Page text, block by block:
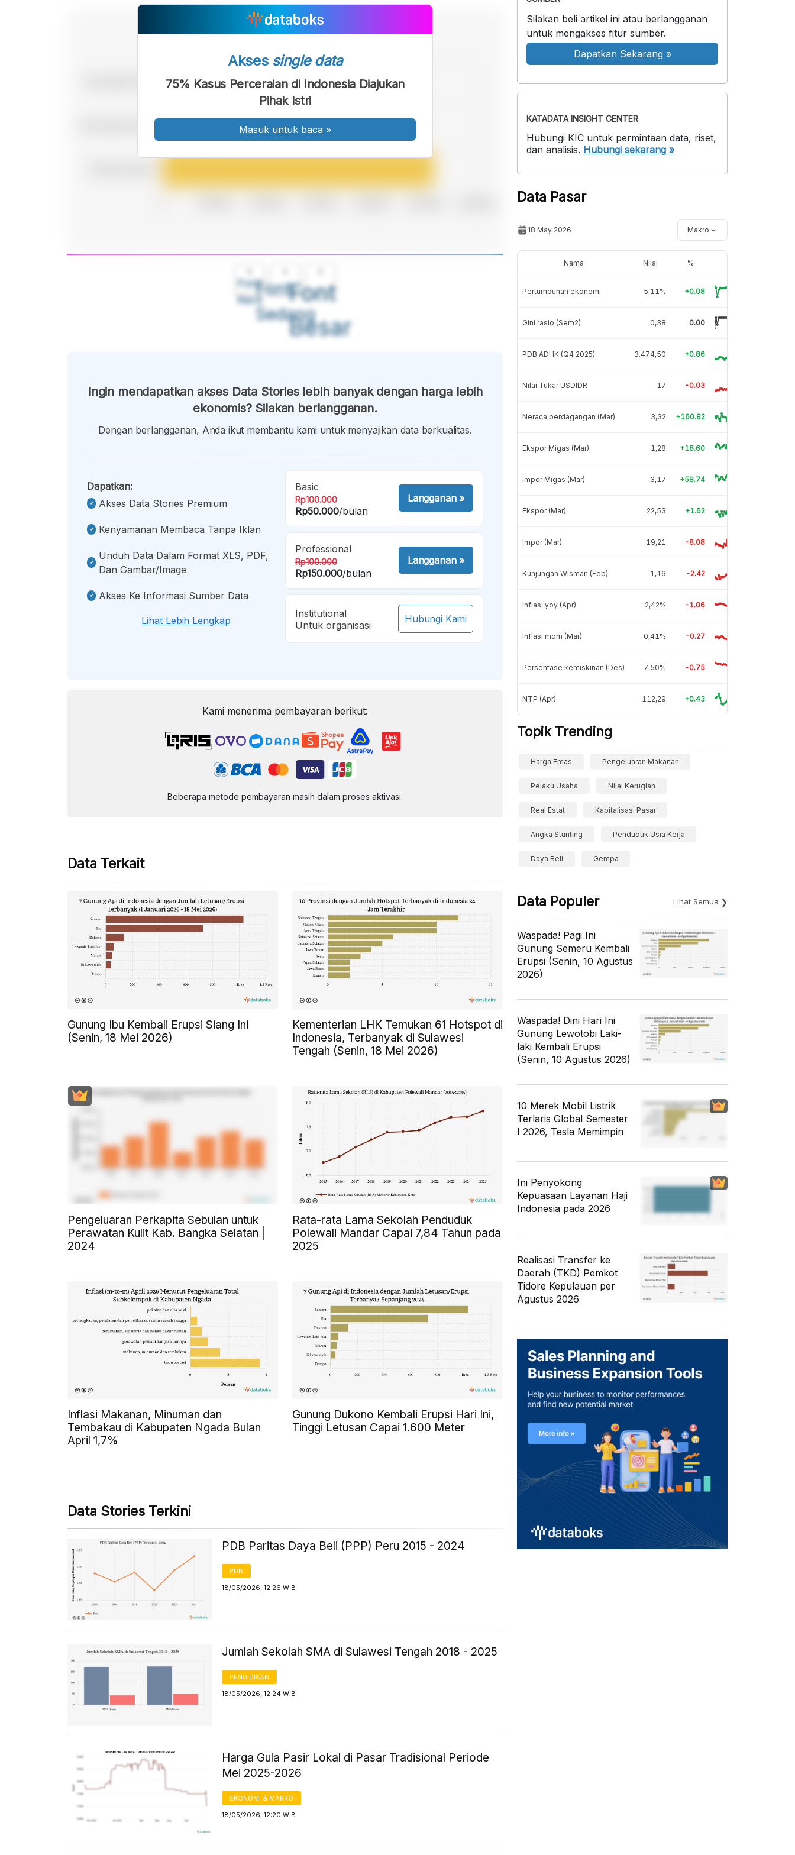
Font
Kecil
Font
Sedang
Font
Besar
Akses single data
75% Kasus Perceraian di Indonesia Diajukan
Pihak Istri
Masuk untuk baca »
Ingin mendapatkan akses Data Stories lebih banyak dengan harga lebih
ekonomis? Silakan berlangganan.
Dengan berlangganan, Anda ikut membantu kami untuk menyajikan data berkualitas.
Dapatkan:
Akses Data Stories Premium
Kenyamanan Membaca Tanpa Iklan
Unduh Data Dalam Format XLS, PDF,
Dan Gambar/image
Akses Ke Informasi Sumber Data
Lihat Lebih Lengkap
Basic
Rp100.000
Rp50.000/bulan
Langganan»
Professional
Rp100.000
Rp150.000/bulan
Langganan»
Institutional
Untuk organisasi
Hubungi Kami
Kami menerima pembayaran berikut:
Beberapa metode pembayaran masih dalam proses aktivasi.
Data Terkait
Gunung Ibu Kembali Erupsi Siang Ini
(Senin, 18 Mei 2026)
Kementerian LHK Temukan 61 Hotspot di
Indonesia, Terbanyak di Sulawesi
Tengah (Senin, 18 Mei 2026)
Pengeluaran Perkapita Sebulan untuk
Perawatan Kulit Kab. Bangka Selatan |
2024
Rata-rata Lama Sekolah Penduduk
Polewali Mandar Capai 7,84 Tahun pada
2025
Inflasi Makanan, Minuman dan
Tembakau di Kabupaten Ngada Bulan
April 1,7%
Gunung Dukono Kembali Erupsi Hari Ini,
Tinggi Letusan Capai 1.600 Meter
Data Stories Terkini
PDB Paritas Daya Beli (PPP) Peru 2015 - 2024
PDB
18/05/2026, 12:26 WIB
Jumlah Sekolah SMA di Sulawesi Tengah 2018 - 2025
PENDIDIKAN
18/05/2026, 12:24 WIB
Harga Gula Pasir Lokal di Pasar Tradisional Periode
Mei 2025-2026
EKONOMI & MAKRO
18/05/2026, 12:20 WIB
Silakan beli artikel ini atau berlangganan
untuk mengakses fitur sumber.
Dapatkan Sekarang »
KATADATA INSIGHT CENTER
Hubungi KIC untuk permintaan data, riset,
dan analisis. Hubungi sekarang »
Data Pasar
18 May 2026 Makro
Nama Nilai %
Pertumbuhan ekonomi 5,11% +0.08
Gini rasio (Sem2) 0,38 0.00
PDB ADHK (Q4 2025) 3.474,50 +0.86
Nilai Tukar USDIDR 17 -0.03
Neraca perdagangan (Mar) 3,32 +160.82
Ekspor Migas (Mar) 1,28 +18.60
Impor Migas (Mar) 3,17 +58.74
Ekspor (Mar) 22,53 +1.62
Impor (Mar) 19,21 -8.08
Kunjungan Wisman (Feb) 1,16 -2.42
Inflasi yoy (Apr) 2,42% -1.06
Inflasi mom (Mar) 0,41% -0.27
Persentase kemiskinan (Des) 7,50% -0.75
NTP (Apr) 112,29 +0.43
Topik Trending
Harga Emas Pengeluaran Makanan
Pelaku Usaha Nilai Kerugian
Real Estat Kapitalisasi Pasar
Angka Stunting Penduduk Usia Kerja
Daya Beli Gempa
Data Populer Lihat Semua
Waspada! Pagi Ini
Gunung Semeru Kembali
Erupsi (Senin, 10 Agustus
2026)
Waspada! Dini Hari Ini
Gunung Lewotobi Laki-
laki Kembali Erupsi
(Senin, 10 Agustus 2026)
10 Merek Mobil Listrik
Terlaris Global Semester
I 2026, Tesla Memimpin
Ini Penyokong
Kepuasaan Layanan Haji
Indonesia pada 2026
Realisasi Transfer ke
Daerah (TKD) Pemkot
Tidore Kepulauan per
Agustus 2026